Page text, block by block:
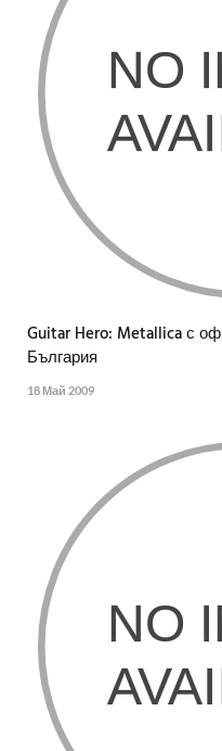
Guitar Hero: Metallica с
България
18 Май 2009